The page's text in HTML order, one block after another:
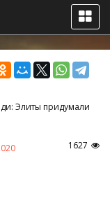
Элиты придумали
1627